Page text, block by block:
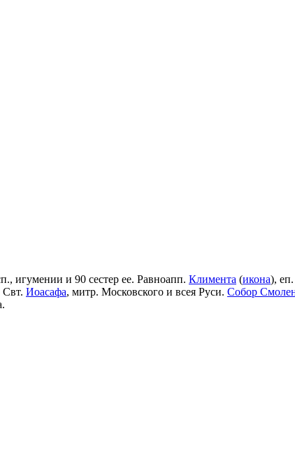
игумении и 90 сестер ее. Равноапп. Климента (икона),
Свт. Иоасафа, митр. Московского и всея Руси. Собор